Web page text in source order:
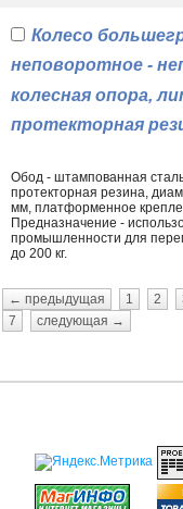
Колесо
неповоротное -
колесная опора,
протекторная
Обод - штампованная
протекторная резина,
мм, платформенное
Предназначение -
промышленности для
до 200 кг.
← предыдущая 1 2
7
следующая →